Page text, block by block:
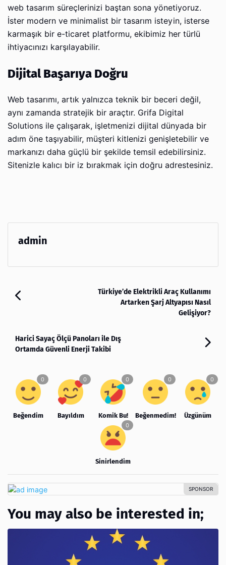
web tasarım süreçlerinizi baştan sona yönetiyoruz.
İster modern ve minimalist bir tasarım isteyin, isterse
karmaşık bir e-ticaret platformu, ekibimiz her türlü
ihtiyacınızı karşılayabilir.
Dijital Başarıya Doğru
Web tasarımı, artık yalnızca teknik bir beceri değil,
aynı zamanda stratejik bir araçtır. Grifa Digital
Solutions ile çalışarak, işletmenizi dijital dünyada bir
adım öne taşıyabilir, müşteri kitlenizi genişletebilir ve
markanızı daha güçlü bir şekilde temsil edebilirsiniz.
Sitenizle kalıcı bir iz bırakmak için doğru adrestesiniz.
admin
Türkiye’de Elektrikli Araç Kullanımı
Artarken Şarj Altyapısı Nasıl
Gelişiyor?
Harici Sayaç Ölçü Panoları ile Dış
Ortamda Güvenli Enerji Takibi
Beğendim Bayıldım Komik Bu! Beğenmedim! Üzgünüm
Sinirlendim
You may also be interested in;